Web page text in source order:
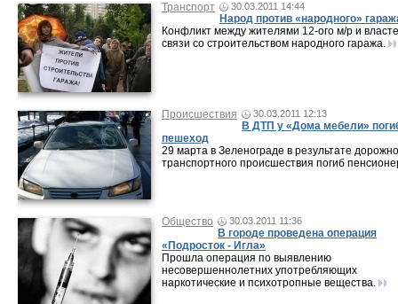
Транспорт 30.03.2011 14:44
Народ против «народного»
Конфликт между жителями 12-ого м/р и
связи со строительством народного гаража.
Происшествия 30.03.2011 12:13
В ДТП у «Дома мебели»
пешеход
29 марта в Зеленограде в результате
транспортного происшествия погиб
Общество 30.03.2011 11:36
В городе проведена операция
«Подросток - Игла»
Прошла операция по выявлению
несовершеннолетних употребляющих
наркотические и психотропные вещества.